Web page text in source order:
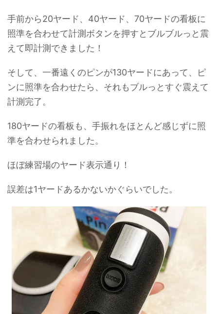
手前から20ヤード、40ヤード、70ヤードの看板に
照準を合わせて計測ボタンを押すとブルブルっと震
えて即計測できました！
そして、一番遠くのピンが130ヤードにあって、ピ
ンに照準を合わせたら、それもブルっとすぐ震えて
計測完了。
180ヤードの看板も、手振れをほとんど感じずに照
準を合わせられました。
ほぼ練習場のヤード表示通り！
誤差は1ヤードあるかないかぐらいでした。